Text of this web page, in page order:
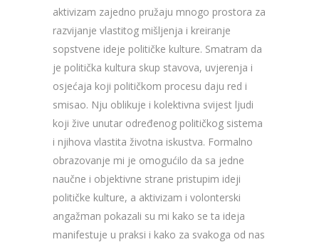
aktivizam zajedno pružaju mnogo prostora za
razvijanje vlastitog mišljenja i kreiranje
sopstvene ideje političke kulture. Smatram da
je politička kultura skup stavova, uvjerenja i
osjećaja koji političkom procesu daju red i
smisao. Nju oblikuje i kolektivna svijest ljudi
koji žive unutar određenog političkog sistema
i njihova vlastita životna iskustva. Formalno
obrazovanje mi je omogućilo da sa jedne
naučne i objektivne strane pristupim ideji
političke kulture, a aktivizam i volonterski
angažman pokazali su mi kako se ta ideja
manifestuje u praksi i kako za svakoga od nas